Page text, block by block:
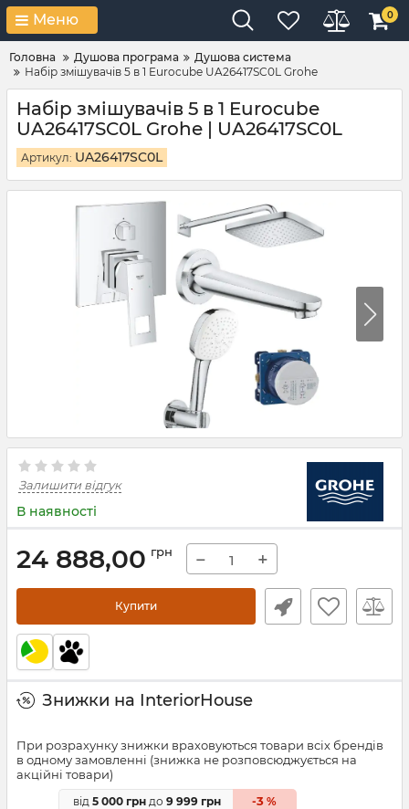
Меню 0
Головна Душова програма
Душова система
Набір змішувачів 5 в 1 Eurocube UA26417SC0L Grohe
Набір змішувачів 5 в 1 Eurocube
UA26417SC0L Grohe | UA26417SC0L
Артикул: UA26417SC0L
Залишити відгук
В наявності
24 888,00 грн − +
Купити
Знижки на InteriorHouse
При розрахунку знижки враховуються товари всіх брендів
в одному замовленні (знижка не розповсюджується на
акційні товари)
від 5 000 грн до 9 999 грн -3 %